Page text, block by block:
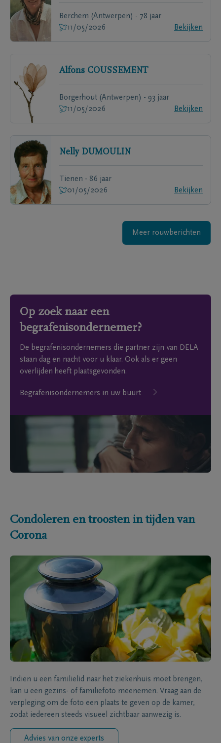
Berchem (Antwerpen) - 78 jaar
11/05/2026
Bekijken
Alfons COUSSEMENT
Borgerhout (Antwerpen) - 93 jaar
11/05/2026
Bekijken
Nelly DUMOULIN
Tienen - 86 jaar
01/05/2026
Bekijken
Meer rouwberichten
Op zoek naar een
begrafenisondernemer?
De begrafenisondernemers die partner zijn van DELA
staan dag en nacht voor u klaar. Ook als er geen
overlijden heeft plaatsgevonden.
Begrafenisondernemers in uw buurt
Condoleren en troosten in tijden van
Corona
Indien u een familielid naar het ziekenhuis moet brengen,
kan u een gezins- of familiefoto meenemen. Vraag aan de
verpleging om de foto een plaats te geven op de kamer,
zodat iedereen steeds visueel zichtbaar aanwezig is.
Advies van onze experts